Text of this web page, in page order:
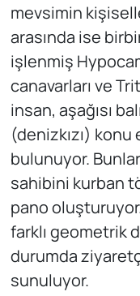
mevsimin
arasında ise
işlenmiş
canavarları ve
insan, aşağısı
(denizkızı)
bulunuyor.
sahibini kurban
pano
farklı geometrik
durumda
sunuluyor.